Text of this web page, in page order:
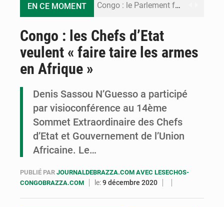
EN CE MOMENT Congo : le Parlement formule 28 recommandations sur le Cadre budgétaire 2027-2029
Congo : la Grande foire agricole pour renforcer la souveraineté alimentaire
Le Congo se dote d’un programme national pour valoriser les produits forestiers non ligneux
Congo : les Chefs d’Etat
veulent « faire taire les armes
en Afrique »
Denis Sassou N’Guesso a participé
par visioconférence au 14ème
Sommet Extraordinaire des Chefs
d’Etat et Gouvernement de l’Union
Africaine. Le…
PUBLIÉ PAR JOURNALDEBRAZZA.COM AVEC LESECHOS-
CONGOBRAZZA.COM
le:9 décembre 2020